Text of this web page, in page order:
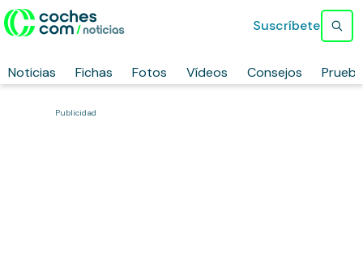
Noticias Fichas Fotos Vídeos Consejos
Suscríbete
Publicidad